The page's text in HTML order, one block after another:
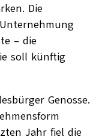
Die
– die
soll künftig
Genosse.
Jahr fiel die